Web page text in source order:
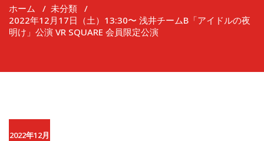
ホーム / 未分類 /
2022年12月17日（土）13:30〜 浅井チームB「アイドルの夜
明け」公演 VR SQUARE 会員限定公演
2022年12月